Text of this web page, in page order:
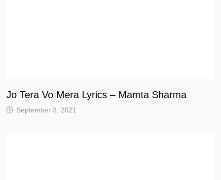
Jo Tera Vo Mera Lyrics – Mamta Sharma
September 3, 2021